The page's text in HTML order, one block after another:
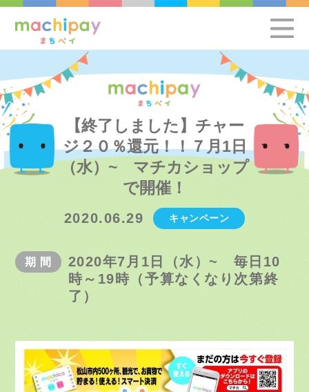
【終了しました】チャー
ジ２０％還元！！７月1日
（水）~ マチカショップ
で開催！
2020.06.29 キャンペーン
期 間
2020年7月1日（水）~ 毎日10
時～19時（予算なくなり次第終
了）